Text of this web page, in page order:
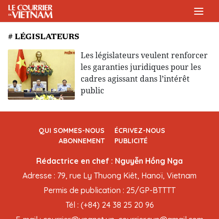
# LÉGISLATEURS
Les législateurs veulent renforcer
les garanties juridiques pour les
cadres agissant dans l’intérêt
public
QUI SOMMES-NOUS
ÉCRIVEZ-NOUS
ABONNEMENT
PUBLICITÉ
Rédactrice en chef : Nguyễn Hồng Nga
Adresse : 79, rue Ly Thuong Kiêt, Hanoï, Vietnam
Permis de publication : 25/GP-BTTTT
Tél : (+84) 24 38 25 20 96